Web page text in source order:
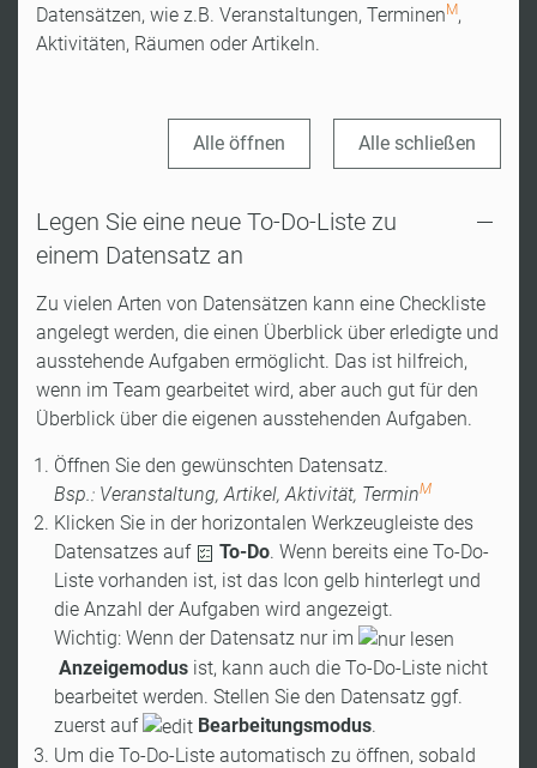
Datensätzen, wie z.B. Veranstaltungen, TerminenM,
Aktivitäten, Räumen oder Artikeln.
Alle öffnen Alle schließen
Legen Sie eine neue To-Do-Liste zu
einem Datensatz an
Zu vielen Arten von Datensätzen kann eine Checkliste
angelegt werden, die einen Überblick über erledigte und
ausstehende Aufgaben ermöglicht. Das ist hilfreich,
wenn im Team gearbeitet wird, aber auch gut für den
Überblick über die eigenen ausstehenden Aufgaben.
Öffnen Sie den gewünschten Datensatz.
Bsp.: Veranstaltung, Artikel, Aktivität, TerminM
Klicken Sie in der horizontalen Werkzeugleiste des
Datensatzes auf
To-Do. Wenn bereits eine To-Do-
Liste vorhanden ist, ist das Icon gelb hinterlegt und
die Anzahl der Aufgaben wird angezeigt.
Wichtig: Wenn der Datensatz nur im
Anzeigemodus ist, kann auch die To-Do-Liste nicht
bearbeitet werden. Stellen Sie den Datensatz ggf.
zuerst auf
Bearbeitungsmodus.
Um die To-Do-Liste automatisch zu öffnen, sobald